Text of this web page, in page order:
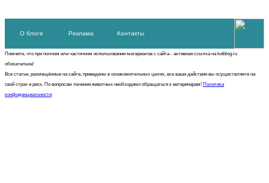
О блоге Реклама Контакты
Помните, что при полном или частичном использовании материалов с сайта - активная ссылка на kotblog.ru
обязательна!
Все статьи, размещённые на сайте, приведены в ознакомительных целях, все ваши действия вы осуществляете на
свой страх и риск. По вопросам лечения животных необходимо обращаться к ветеринарам! Политика
конфиденциальности